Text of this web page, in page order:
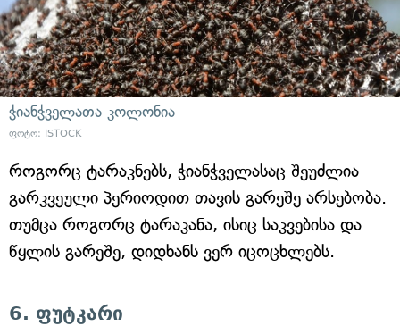
ჭიანჭველათა კოლონია
ფოტო: ISTOCK
როგორც ტარაკნებს, ჭიანჭველასაც შეუძლია
გარკვეული პერიოდით თავის გარეშე არსებობა.
თუმცა როგორც ტარაკანა, ისიც საკვებისა და
წყლის გარეშე, დიდხანს ვერ იცოცხლებს.
6. ფუტკარი